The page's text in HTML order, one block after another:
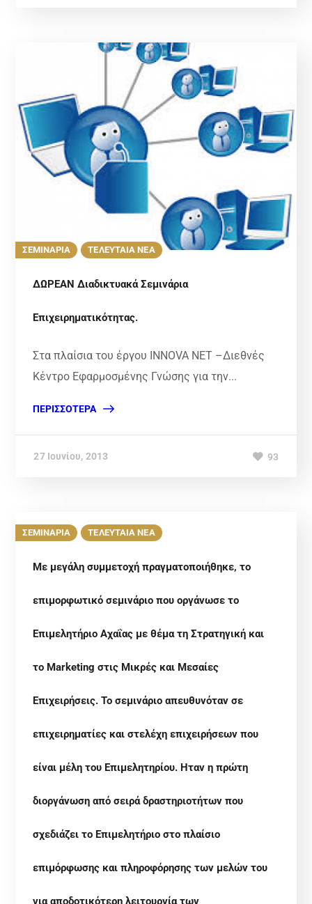
ΣΕΜΙΝΑΡΙΑ ΤΕΛΕΥΤΑΙΑ ΝΕΑ
ΔΩΡΕΑΝ Διαδικτυακά Σεμινάρια
Επιχειρηματικότητας.
Στα πλαίσια του έργου INNOVA NET –Διεθνές
Κέντρο Εφαρμοσμένης Γνώσης για την...
ΠΕΡΙΣΣΌΤΕΡΑ
27 Ιουνίου, 2013 93
ΣΕΜΙΝΑΡΙΑ ΤΕΛΕΥΤΑΙΑ ΝΕΑ
Με μεγάλη συμμετοχή πραγματοποιήθηκε, το
επιμορφωτικό σεμινάριο που οργάνωσε το
Επιμελητήριο Αχαΐας με θέμα τη Στρατηγική και
το Marketing στις Μικρές και Μεσαίες
Επιχειρήσεις. Το σεμινάριο απευθυνόταν σε
επιχειρηματίες και στελέχη επιχειρήσεων που
είναι μέλη του Επιμελητηρίου. Ηταν η πρώτη
διοργάνωση από σειρά δραστηριοτήτων που
σχεδιάζει το Επιμελητήριο στο πλαίσιο
επιμόρφωσης και πληροφόρησης των μελών του
για αποδοτικότερη λειτουργία των